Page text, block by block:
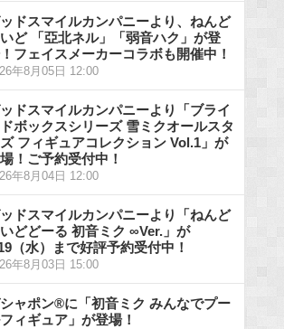
ドスマイルカンパニーより、ねんど
ど 「亞北ネル」「弱音ハク」が登
フェイスメーカーコラボも開催中！
年8月05日 12:00
ドスマイルカンパニーより「ブライ
ボックスシリーズ 雪ミクオールスタ
フィギュアコレクション Vol.1」が
！ご予約受付中！
年8月04日 12:00
ドスマイルカンパニーより「ねんど
どどーる 初音ミク ∞Ver.」が
（水）まで好評予約受付中！
年8月03日 15:00
ャポン®に「初音ミク みんなでプー
ィギュア」が登場！